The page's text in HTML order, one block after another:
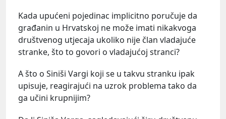
Kada upućeni pojedinac implicitno poručuje da
građanin u Hrvatskoj ne može imati nikakvoga
društvenog utjecaja ukoliko nije član vladajuće
stranke, što to govori o vladajućoj stranci?
A što o Siniši Vargi koji se u takvu stranku ipak
upisuje, reagirajući na uzrok problema tako da
ga učini krupnijim?